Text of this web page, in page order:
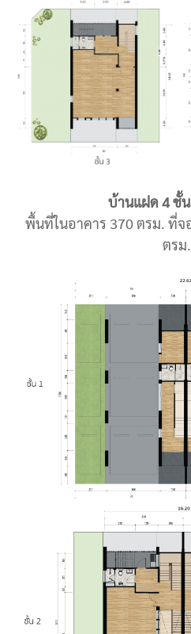
บ้านแฝด 4 ชั้
พื้นที่ในอาคาร 370 ตรม. ที่จ
ตรม.